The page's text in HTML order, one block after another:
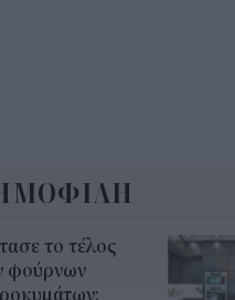
το τέλος
φούρνων